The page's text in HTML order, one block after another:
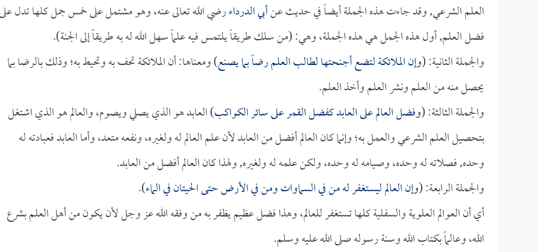
العلم الشرعي, وقد جاءت هذه الجملة أيضاً في حديث عنأبي الدرداءرضي الله تعالى عنه، وهو مشتمل على خمس جمل كلها تدل
فضل العلم, أول هذه الجمل هي هذه الجملة، وهي: (من سلك طريقاً يلتمس فيه علماً سهل الله له به طريقاً إلى الجنة).
والجملة الثانية: (وإن الملائكة لتضع أجنحتها لطالب العلم رضاً بما يصنع) ومعناها: أن الملائكة تحف به وتحيط به؛ وذلك بالرضا بما
يحصل منه من العلم ونشر العلم وأخذ العلم.
والجملة الثالثة: (وفضل العالم على العابد كفضل القمر على سائر الكواكب) العابد هو الذي يصلي ويصوم، والعالم هو الذي اشتغل
بتحصيل العلم الشرعي والعمل به؛ وإنما كان العالم أفضل من العابد لأن علم العالم له ولغيره، ونفعه متعد، وأما العابد فعبادته له
وحده, فصلاته له وحده، وصيامه له وحده، ولكن علمه له ولغيره, ولهذا كان العالم أفضل من العابد.
والجملة الرابعة: (وإن العالم ليستغفر له من في السماوات ومن في الأرض حتى الحيتان في الماء).
أي أن العوالم العلوية والسفلية كلها تستغفر للعالم، وهذا فضل عظيم يظفر به من وفقه الله عز وجل لأن يكون من أهل العلم بشرع
الله، وعالماً بكتاب الله وسنة رسوله صلى الله عليه وسلم.